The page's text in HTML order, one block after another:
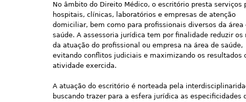
No âmbito do Direito Médico, o escritório presta serviços
hospitais, clínicas, laboratórios e empresas de atenção
domiciliar, bem como para profissionais diversos da área
saúde. A assessoria jurídica tem por finalidade reduzir os
da atuação do profissional ou empresa na área de saúde,
evitando conflitos judiciais e maximizando os resultados
atividade exercida.
A atuação do escritório é norteada pela
buscando trazer para a esfera jurídica as especificidades